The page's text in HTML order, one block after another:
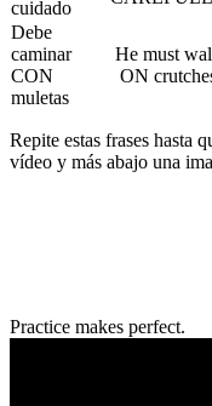
cuidado
Debe
caminar
CON
muletas
He must
ON
Repite estas frases hasta
vídeo y más abajo una
Practice makes